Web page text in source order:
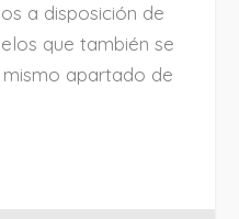
a disposición de
que también se
apartado de